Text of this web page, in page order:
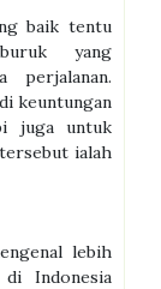
baik tentu
yang
perjalanan.
keuntungan
juga untuk
ialah
lebih
Indonesia